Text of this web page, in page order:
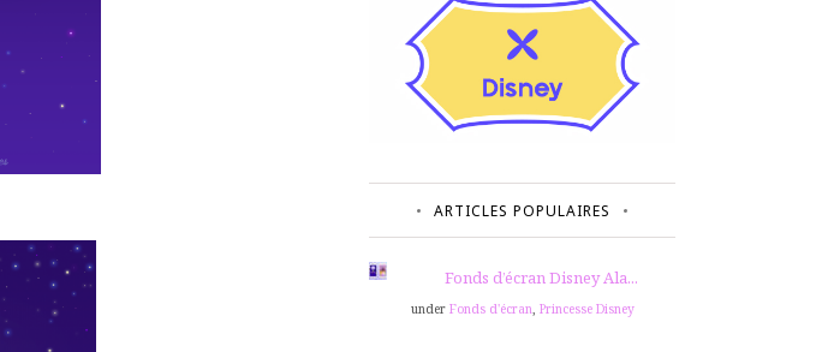
ARTICLES POPULAIRES
Fonds d’écran Disney Ala...
under Fonds d'écran Princesse Disney